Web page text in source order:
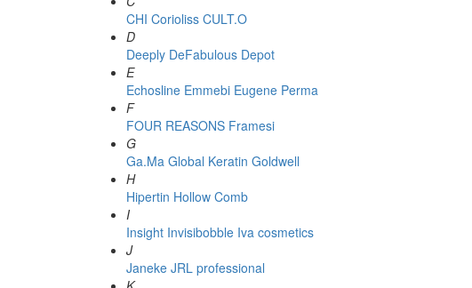
CHI Corioliss CULT.O
D
Deeply DeFabulous Depot
E
Echosline Emmebi Eugene Perma
F
FOUR REASONS Framesi
G
Ga.Ma Global Keratin Goldwell
H
Hipertin Hollow Comb
I
Insight Invisibobble Iva cosmetics
J
Janeke JRL professional